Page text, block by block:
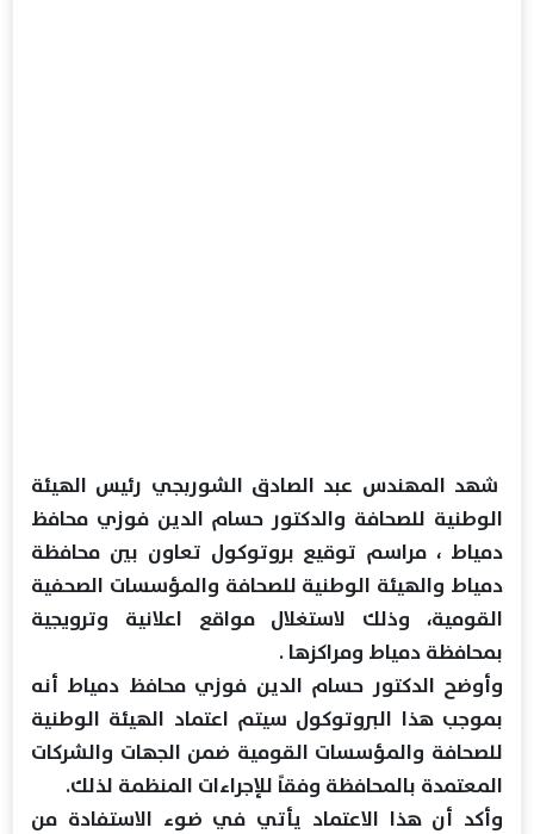
شهد المهندس عبد الصادق الشوربجي رئيس الهيئة
الوطنية للصحافة والدكتور حسام الدين فوزي محافظ
دمياط ، مراسم توقيع بروتوكول تعاون بين محافظة
دمياط والهيئة الوطنية للصحافة والمؤسسات الصحفية
القومية، وذلك لاستغلال مواقع اعلانية وترويجية
بمحافظة دمياط ومراكزها .
وأوضح الدكتور حسام الدين فوزي محافظ دمياط أنه
بموجب هذا البروتوكول سيتم اعتماد الهيئة الوطنية
للصحافة والمؤسسات القومية ضمن الجهات والشركات
المعتمدة بالمحافظة وفقاً للإجراءات المنظمة لذلك.
وأكد أن هذا الاعتماد يأتي في ضوء الاستفادة من